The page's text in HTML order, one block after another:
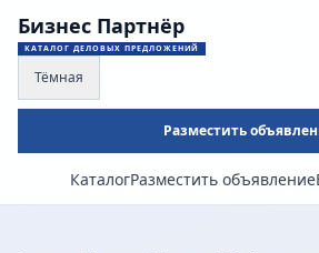
Бизнес Партнёр
КАТАЛОГ ДЕЛОВЫХ ПРЕДЛОЖЕНИЙ
Тёмная
Разместить
КаталогРазместить объявление